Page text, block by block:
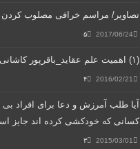
تصاویر/ مراسم خرافی مصلوب کردن
2017/06/24 ۵
(۱) اهمیت علم عقاید_باقرپور کاشانی
2016/02/21 ۴
آیا طلب آمرزش و دعا برای افراد بی
کسانی که خودکشی کرده اند جایز
2015/03/01 ۳